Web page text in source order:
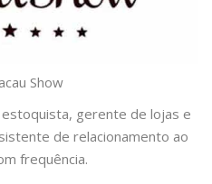
Show
gerente de lojas e
de relacionamento ao
frequência.